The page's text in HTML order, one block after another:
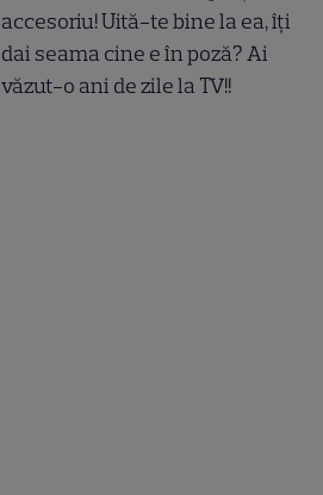
accesoriu! Uită-te bine la ea, îți
dai seama cine e în poză? Ai
văzut-o ani de zile la TV!!